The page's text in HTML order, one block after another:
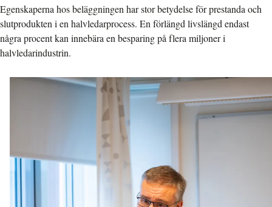
Egenskaperna hos beläggningen har stor betydelse för prestanda och
slutprodukten i en halvledarprocess. En förlängd livslängd endast
några procent kan innebära en besparing på flera miljoner i
halvledarindustrin.